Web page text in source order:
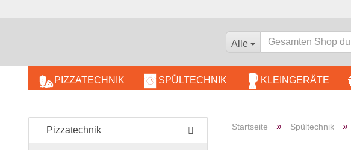
Alle
PIZZATECHNIK SPÜLTECHNIK KLEINGERÄTE
KOMBIDÄMPFER Startseite » Spültechnik »
Pizzatechnik